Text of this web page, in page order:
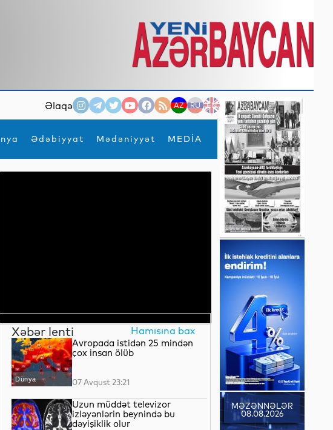
Əlaqə AZ RU EN
Ədəbiyyat Mədəniyyət MEDİA
×
Xəbər lenti Hamısına bax
Dünya
Avropada istidən 25 mindən
çox insan ölüb
07 Avqust 23:21
Uzun müddət televizor
izləyənlərin beynində bu
dəyişiklik olur
MƏZƏNNƏLƏR
08.08.2026